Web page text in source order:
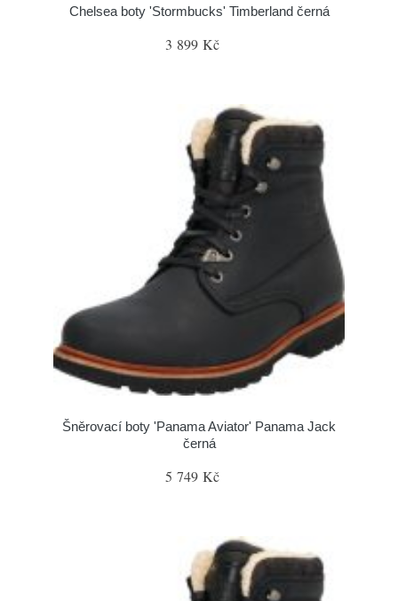
Chelsea boty 'Stormbucks' Timberland černá
3 899 Kč
Šněrovací boty 'Panama Aviator' Panama Jack
černá
5 749 Kč